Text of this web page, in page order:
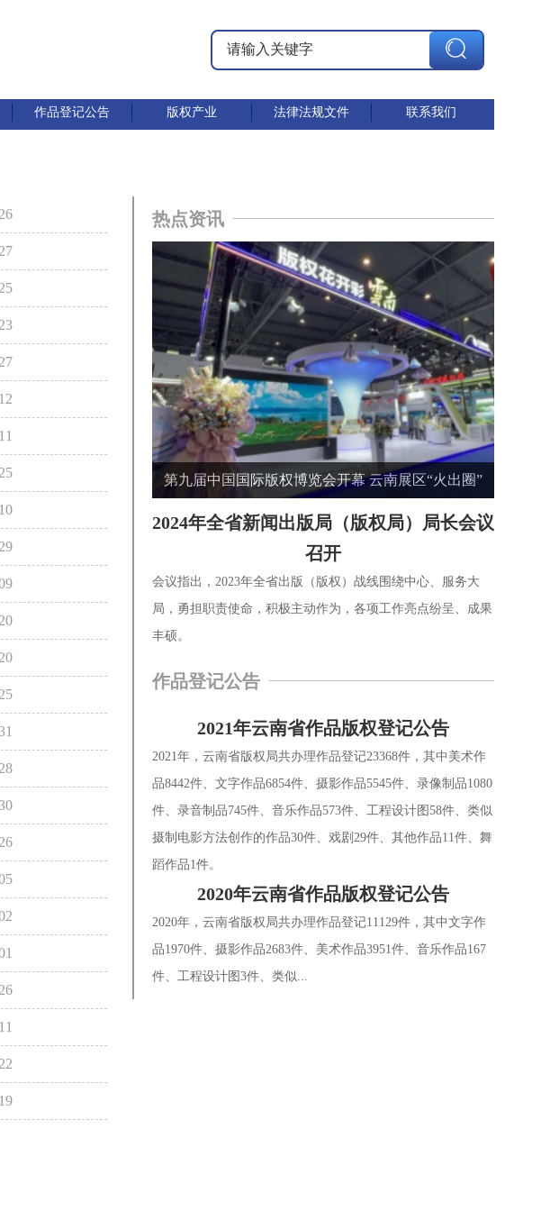
作品登记公告 版权产业 法律法规文件 联系我们
热点资讯
第九届中国国际版权博览会开幕 云南展区“火出圈”
2024年全省新闻出版局（版权局）局长会议
召开
会议指出，2023年全省出版（版权）战线围绕中心、服务大
局，勇担职责使命，积极主动作为，各项工作亮点纷呈、成果
丰硕。
作品登记公告
2021年云南省作品版权登记公告
2021年，云南省版权局共办理作品登记23368件，其中美术作
品8442件、文字作品6854件、摄影作品5545件、录像制品1080
件、录音制品745件、音乐作品573件、工程设计图58件、类似
摄制电影方法创作的作品30件、戏剧29件、其他作品11件、舞
蹈作品1件。
2020年云南省作品版权登记公告
2020年，云南省版权局共办理作品登记11129件，其中文字作
品1970件、摄影作品2683件、美术作品3951件、音乐作品167
件、工程设计图3件、类似...